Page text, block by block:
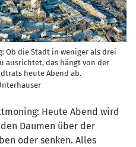
die Stadt in weniger als drei
ausrichtet, das hängt von der
heute Abend ab.
Heute Abend wird
Daumen über der
oder senken. Alles